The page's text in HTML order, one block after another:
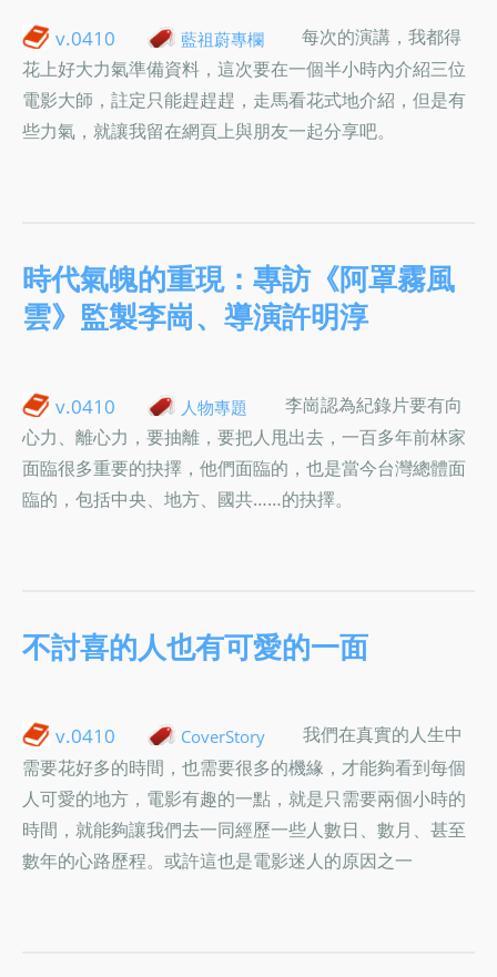
v.0410 藍祖蔚專欄
每次的演講，我都得
花上好大力氣準備資料，這次要在一個半小時內介紹三位
電影大師，註定只能趕趕趕，走馬看花式地介紹，但是有
些力氣，就讓我留在網頁上與朋友一起分享吧。
時代氣魄的重現：專訪《阿罩霧風
雲》監製李崗、導演許明淳
v.0410 人物專題
李崗認為紀錄片要有向
心力、離心力，要抽離，要把人甩出去，一百多年前林家
面臨很多重要的抉擇，他們面臨的，也是當今台灣總體面
臨的，包括中央、地方、國共……的抉擇。
不討喜的人也有可愛的一面
v.0410 CoverStory
我們在真實的人生中
需要花好多的時間，也需要很多的機緣，才能夠看到每個
人可愛的地方，電影有趣的一點，就是只需要兩個小時的
時間，就能夠讓我們去一同經歷一些人數日、數月、甚至
數年的心路歷程。或許這也是電影迷人的原因之一